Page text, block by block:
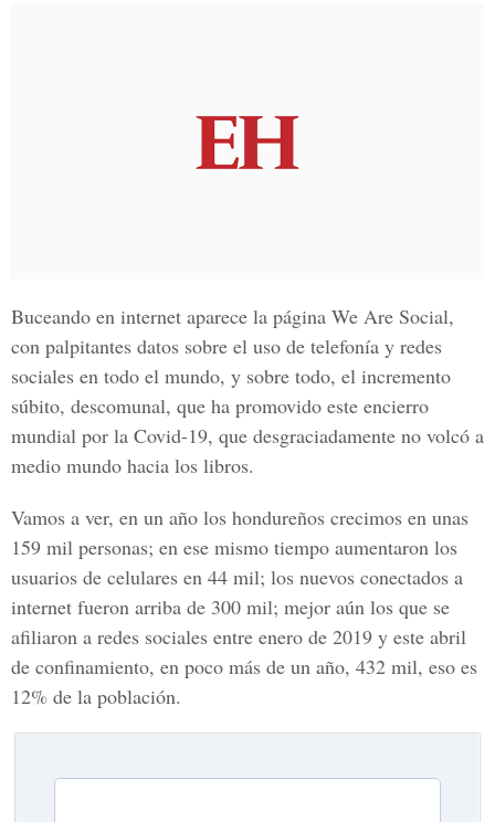
Buceando en internet aparece la página We Are Social,
con palpitantes datos sobre el uso de telefonía y redes
sociales en todo el mundo, y sobre todo, el incremento
súbito, descomunal, que ha promovido este encierro
mundial por la Covid-19, que desgraciadamente no volcó a
medio mundo hacia los libros.
Vamos a ver, en un año los hondureños crecimos en unas
159 mil personas; en ese mismo tiempo aumentaron los
usuarios de celulares en 44 mil; los nuevos conectados a
internet fueron arriba de 300 mil; mejor aún los que se
afiliaron a redes sociales entre enero de 2019 y este abril
de confinamiento, en poco más de un año, 432 mil, eso es
12% de la población.